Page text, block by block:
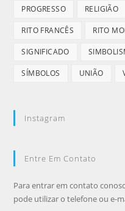
PROGRESSO RELIGIÃO
RITO FRANCÊS RITO
SIGNIFICADO
SÍMBOLOS UNIÃO
Instagram
Entre Em Contato
Para entrar em contato
pode utilizar o telefone ou e-